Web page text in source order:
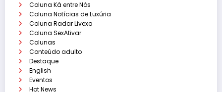
Coluna Ká entre Nós
Coluna Notícias de Luxúria
Coluna Radar Livexa
Coluna SexAtivar
Colunas
Conteúdo adulto
Destaque
English
Eventos
Hot News